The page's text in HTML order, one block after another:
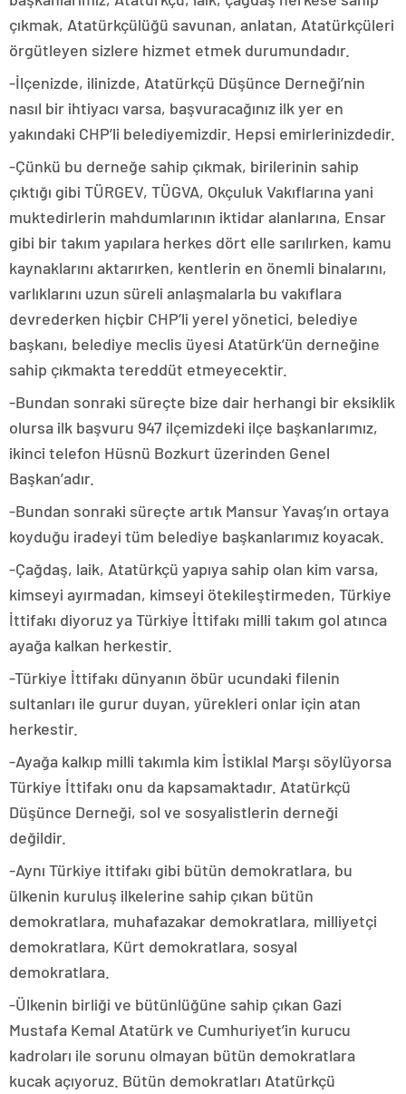
çıkmak, Atatürkçülüğü savunan, anlatan, Atatürkçüleri
örgütleyen sizlere hizmet etmek durumundadır.
-İlçenizde, ilinizde, Atatürkçü Düşünce Derneği’nin
nasıl bir ihtiyacı varsa, başvuracağınız ilk yer en
yakındaki CHP’li belediyemizdir. Hepsi emirlerinizdedir.
-Çünkü bu derneğe sahip çıkmak, birilerinin sahip
çıktığı gibi TÜRGEV, TÜGVA, Okçuluk Vakıflarına yani
muktedirlerin mahdumlarının iktidar alanlarına, Ensar
gibi bir takım yapılara herkes dört elle sarılırken, kamu
kaynaklarını aktarırken, kentlerin en önemli binalarını,
varlıklarını uzun süreli anlaşmalarla bu vakıflara
devrederken hiçbir CHP’li yerel yönetici, belediye
başkanı, belediye meclis üyesi Atatürk’ün derneğine
sahip çıkmakta tereddüt etmeyecektir.
-Bundan sonraki süreçte bize dair herhangi bir eksiklik
olursa ilk başvuru 947 ilçemizdeki ilçe başkanlarımız,
ikinci telefon Hüsnü Bozkurt üzerinden Genel
Başkan’adır.
-Bundan sonraki süreçte artık Mansur Yavaş’ın ortaya
koyduğu iradeyi tüm belediye başkanlarımız koyacak.
-Çağdaş, laik, Atatürkçü yapıya sahip olan kim varsa,
kimseyi ayırmadan, kimseyi ötekileştirmeden, Türkiye
İttifakı diyoruz ya Türkiye İttifakı milli takım gol atınca
ayağa kalkan herkestir.
-Türkiye İttifakı dünyanın öbür ucundaki filenin
sultanları ile gurur duyan, yürekleri onlar için atan
herkestir.
-Ayağa kalkıp milli takımla kim İstiklal Marşı söylüyorsa
Türkiye İttifakı onu da kapsamaktadır. Atatürkçü
Düşünce Derneği, sol ve sosyalistlerin derneği
değildir.
-Aynı Türkiye ittifakı gibi bütün demokratlara, bu
ülkenin kuruluş ilkelerine sahip çıkan bütün
demokratlara, muhafazakar demokratlara, milliyetçi
demokratlara, Kürt demokratlara, sosyal
demokratlara.
-Ülkenin birliği ve bütünlüğüne sahip çıkan Gazi
Mustafa Kemal Atatürk ve Cumhuriyet’in kurucu
kadroları ile sorunu olmayan bütün demokratlara
kucak açıyoruz. Bütün demokratları Atatürkçü